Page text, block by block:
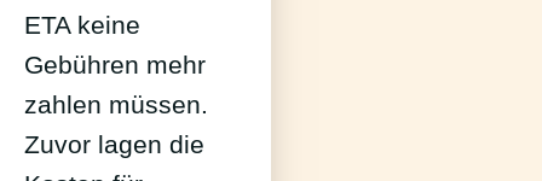
ETA keine
Gebühren mehr
zahlen müssen.
Zuvor lagen die